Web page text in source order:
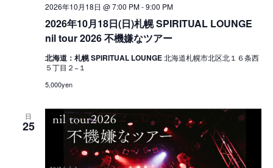
2026年10月18日(日)札幌 SPIRITUAL LOUNGE
nil tour 2026 不機嫌なツアー
2026年10月18日 @ 7:00 PM-9:00 PM
北海道：札幌 SPIRITUAL LOUNGE北海道札幌市北区北１６条西
５丁目２−１
5,000yen
日
25